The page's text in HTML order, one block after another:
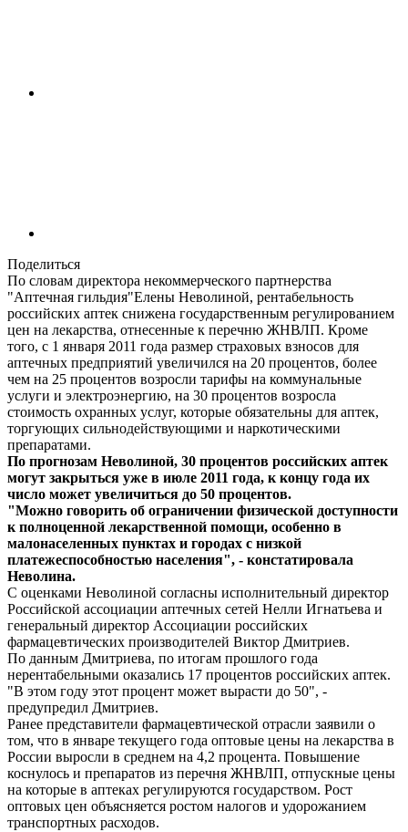
Поделиться
По словам директора некоммерческого партнерства
"Аптечная гильдия"Елены Неволиной, рентабельность
российских аптек снижена государственным регулированием
цен на лекарства, отнесенные к перечню ЖНВЛП. Кроме
того, с 1 января 2011 года размер страховых взносов для
аптечных предприятий увеличился на 20 процентов, более
чем на 25 процентов возросли тарифы на коммунальные
услуги и электроэнергию, на 30 процентов возросла
стоимость охранных услуг, которые обязательны для аптек,
торгующих сильнодействующими и наркотическими
препаратами.
По прогнозам Неволиной, 30 процентов российских аптек
могут закрыться уже в июле 2011 года, к концу года их
число может увеличиться до 50 процентов.
"Можно говорить об ограничении физической доступности
к полноценной лекарственной помощи, особенно в
малонаселенных пунктах и городах с низкой
платежеспособностью населения", - констатировала
Неволина.
С оценками Неволиной согласны исполнительный директор
Российской ассоциации аптечных сетей Нелли Игнатьева и
генеральный директор Ассоциации российских
фармацевтических производителей Виктор Дмитриев.
По данным Дмитриева, по итогам прошлого года
нерентабельными оказались 17 процентов российских аптек.
"В этом году этот процент может вырасти до 50", -
предупредил Дмитриев.
Ранее представители фармацевтической отрасли заявили о
том, что в январе текущего года оптовые цены на лекарства в
России выросли в среднем на 4,2 процента. Повышение
коснулось и препаратов из перечня ЖНВЛП, отпускные цены
на которые в аптеках регулируются государством. Рост
оптовых цен объясняется ростом налогов и удорожанием
транспортных расходов.